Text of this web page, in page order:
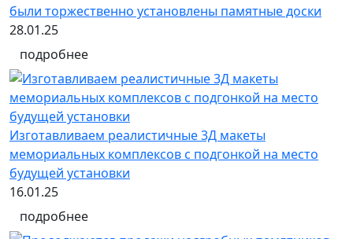
были торжественно установлены памятные доски
28.01.25
подробнее
Изготавливаем реалистичные 3Д макеты
мемориальных комплексов с подгонкой на место
будущей установки
16.01.25
подробнее